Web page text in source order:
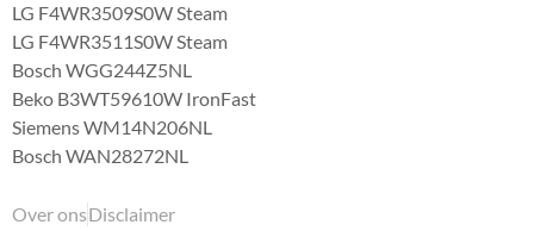
LG F4WR3509S0W Steam
LG F4WR3511S0W Steam
Bosch WGG244Z5NL
Beko B3WT59610W IronFast
Siemens WM14N206NL
Bosch WAN28272NL
Over onsDisclaimer